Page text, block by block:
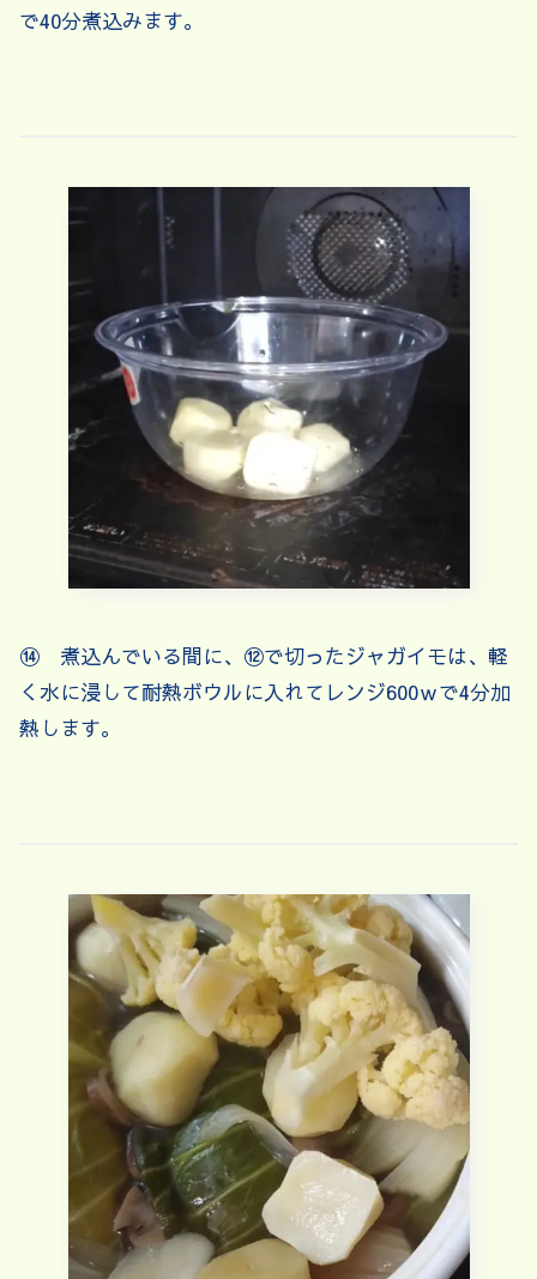
で40分煮込みます。
⑭ 煮込んでいる間に、⑫で切ったジャガイモは、軽
く水に浸して耐熱ボウルに入れてレンジ600ｗで4分加
熱します。